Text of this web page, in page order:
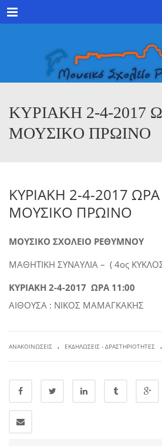
Menu
ΚΥΡΙΑΚΗ 2-4-2017
ΜΟΥΣΙΚO ΠΡΩΙΝΟ
ΚΥΡΙΑΚΗ 2-4-2017
ΜΟΥΣΙΚO ΠΡΩΙΝΟ
ΜΟΥΣΙΚΟ ΣΧΟΛΕΙΟ ΡΕΘΥΜΝΟY
ΜΑΘΗΤΙΚΗ ΣΥΝΑΥΛΙΑ – ( 4ος
ΚΥΡΙΑΚΗ 2-4-2017 ΩΡΑ 11:00
ΑΙΘΟΥΣΑ : ΝΙΚΟΣ ΜΑΜΑΓΚΑΚΗΣ
ΑΝΑΚΟΙΝΏΣΕΙΣ . ΕΚΔΗΛΏΣΕΙΣ - ΔΡΑΣΤΗΡΙΌΤΗΤΕΣ .